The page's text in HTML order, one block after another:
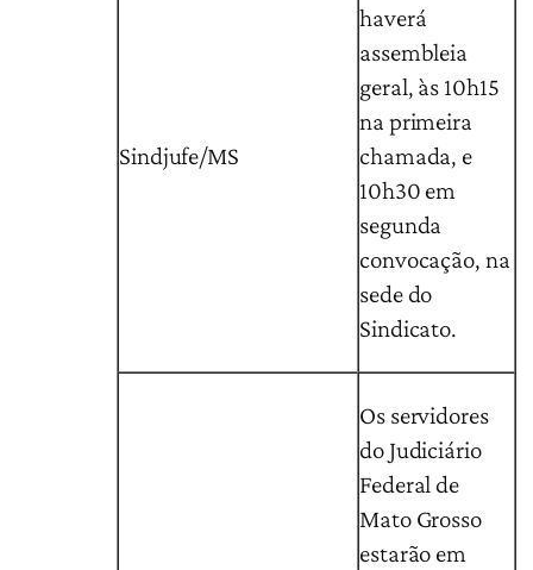
Sindjufe/MS
haverá
assembleia
geral, às 10h15
na primeira
chamada, e
10h30 em
segunda
convocação, na
sede do
Sindicato.
Os servidores
do Judiciário
Federal de
Mato Grosso
estarão em